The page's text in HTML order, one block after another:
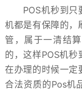
POS机秒到只
机都是有保障的，
管，属于一清结
的，这样POS机
在办理的时候一定
合法资质的Pos机